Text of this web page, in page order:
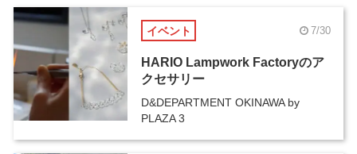
イベント 7/30
HARIO Lampwork Factoryのア
クセサリー
D&DEPARTMENT OKINAWA by
PLAZA 3